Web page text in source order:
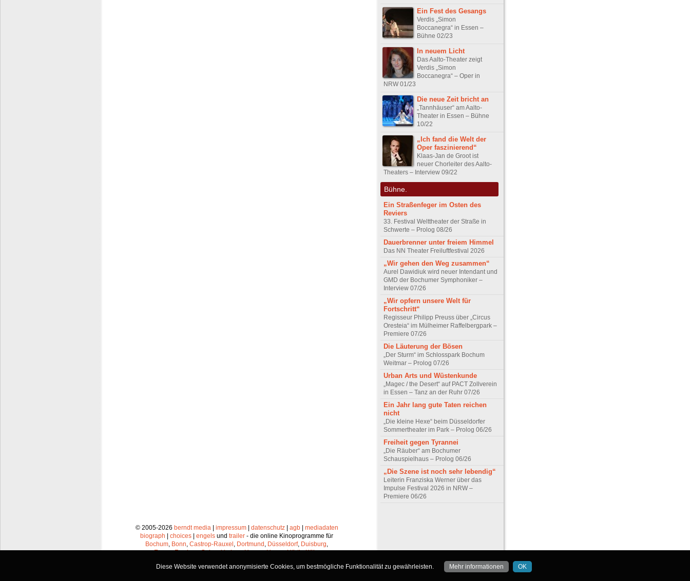
Ein Fest des Gesangs
Verdis „Simon
Boccanegra“ in Essen –
Bühne 02/23
In neuem Licht
Das Aalto-Theater zeigt
Verdis „Simon
Boccanegra“ – Oper in
NRW 01/23
Die neue Zeit bricht an
„Tannhäuser“ am Aalto-
Theater in Essen – Bühne
10/22
„Ich fand die Welt der
Oper faszinierend“
Klaas-Jan de Groot ist
neuer Chorleiter des Aalto-
Theaters – Interview 09/22
Bühne.
Ein Straßenfeger im Osten des
Reviers
33. Festival Welttheater der Straße in
Schwerte – Prolog 08/26
Dauerbrenner unter freiem Himmel
Das NN Theater Freiluftfestival 2026
„Wir gehen den Weg zusammen“
Aurel Dawidiuk wird neuer Intendant und
GMD der Bochumer Symphoniker –
Interview 07/26
„Wir opfern unsere Welt für
Fortschritt“
Regisseur Philipp Preuss über „Circus
Oresteia“ im Mülheimer Raffelbergpark –
Premiere 07/26
Die Läuterung der Bösen
„Der Sturm“ im Schlosspark Bochum
Weitmar – Prolog 07/26
Urban Arts und Wüstenkunde
„Magec / the Desert“ auf PACT Zollverein
in Essen – Tanz an der Ruhr 07/26
Ein Jahr lang gute Taten reichen
nicht
„Die kleine Hexe“ beim Düsseldorfer
Sommertheater im Park – Prolog 06/26
Freiheit gegen Tyrannei
„Die Räuber“ am Bochumer
Schauspielhaus – Prolog 06/26
„Die Szene ist noch sehr lebendig“
Leiterin Franziska Werner über das
Impulse Festival 2026 in NRW –
Premiere 06/26
© 2005-2026 berndt media| impressum| datenschutz| agb| mediadaten
biograph
choices engels und trailer - die online Kinoprogramme für
Bochum, Bonn, Castrop-Rauxel , Dortmund , Düsseldorf, Duisburg,
Essen,Frechen,Gelsenkirchen,Hagen,Herne,Hürth,Köln,
Recklinghausen,SolingenundWuppertal
Diese Website verwendet anonymisierte Cookies, um bestmögliche Funktionalität zu gewährleisten. Mehr informationen OK